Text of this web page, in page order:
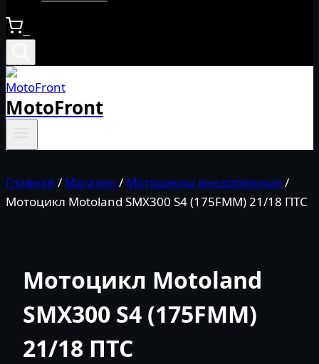
MotoFront
Главная / Магазин / Мотоциклы внедорожные /
Мотоцикл Motoland SMX300 S4 (175FMM) 21/18 ПТС
Мотоцикл Motoland
SMX300 S4 (175FMM)
21/18 ПТС